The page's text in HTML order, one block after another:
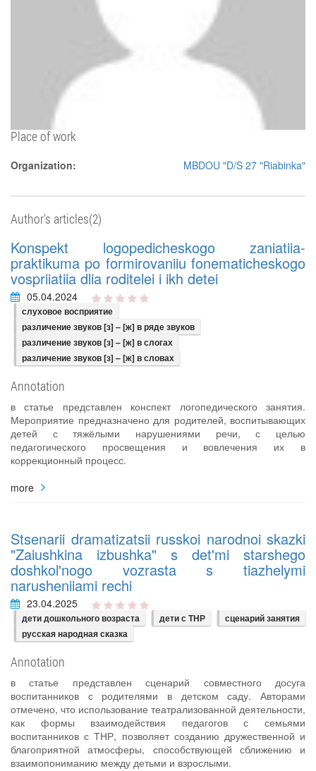
Place of work
Organization: MBDOU "D/S 27 "Riabinka"
Author's articles(2)
Konspekt logopedicheskogo zaniatiia-
praktikuma po formirovaniiu fonematicheskogo
vospriiatiia dlia roditelei i ikh detei
05.04.2024
слуховое восприятие
различение звуков [з] – [ж] в ряде звуков
различение звуков [з] – [ж] в слогах
различение звуков [з] – [ж] в словах
Annotation
в статье представлен конспект логопедического занятия.
Мероприятие предназначено для родителей, воспитывающих
детей с тяжёлыми нарушениями речи, с целью
педагогического просвещения и вовлечения их в
коррекционный процесс.
more
Stsenarii dramatizatsii russkoi narodnoi skazki
"Zaiushkina izbushka" s det'mi starshego
doshkol'nogo vozrasta s tiazhelymi
narusheniiami rechi
23.04.2025
дети дошкольного возраста дети с ТНР
сценарий занятия
русская народная сказка
Annotation
в статье представлен сценарий совместного досуга
воспитанников с родителями в детском саду. Авторами
отмечено, что использование театрализованной деятельности,
как формы взаимодействия педагогов с семьями
воспитанников с ТНР, позволяет созданию дружественной и
благоприятной атмосферы, способствующей сближению и
взаимопониманию между детьми и взрослыми.